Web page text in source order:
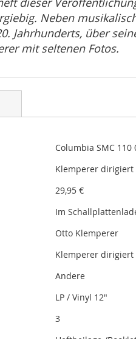
Neben
Jahrhunderts, über
mit seltenen Fotos.
Columbia SMC 110
Klemperer dirigiert
29,95 €
Im
Otto Klemperer
Klemperer dirigiert
Andere
LP / Vinyl 12"
3